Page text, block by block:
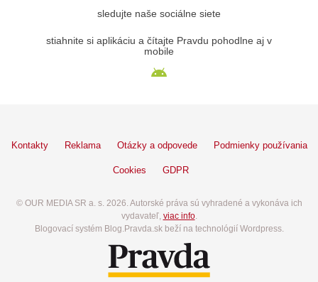
sledujte naše sociálne siete
stiahnite si aplikáciu a čítajte Pravdu pohodlne aj v
mobile
Kontakty Reklama Otázky a odpovede Podmienky používania
Cookies GDPR
© OUR MEDIA SR a. s. 2026. Autorské práva sú vyhradené a vykonáva ich
vydavateľ, viac info.
Blogovací systém Blog.Pravda.sk beží na technológií Wordpress.